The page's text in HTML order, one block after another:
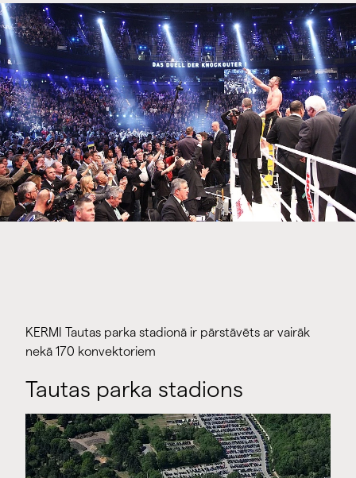
KERMI Tautas parka stadionā ir pārstāvēts ar vairāk
nekā 170 konvektoriem
Tautas parka stadions